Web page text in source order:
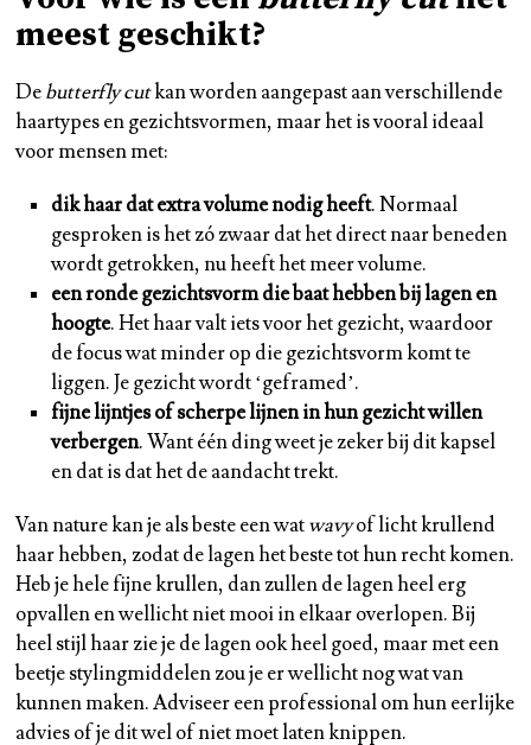
meest geschikt?
Debutterfly cutkan worden aangepast aan verschillende
haartypes en gezichtsvormen, maar het is vooral ideaal
voor mensen met:
dik haar dat extra volume nodig heeft. Normaal
gesproken is het zó zwaar dat het direct naar beneden
wordt getrokken, nu heeft het meer volume.
een ronde gezichtsvorm die baat hebben bij lagen en
hoogte. Het haar valt iets voor het gezicht, waardoor
de focus wat minder op die gezichtsvorm komt te
liggen. Je gezicht wordt ‘geframed’.
fijne lijntjes of scherpe lijnen in hun gezicht willen
verbergen. Want één ding weet je zeker bij dit kapsel
en dat is dat het de aandacht trekt.
Van nature kan je als beste een watwavyof licht krullend
haar hebben, zodat de lagen het beste tot hun recht komen.
Heb je hele fijne krullen, dan zullen de lagen heel erg
opvallen en wellicht niet mooi in elkaar overlopen. Bij
heel stijl haar zie je de lagen ook heel goed, maar met een
beetje stylingmiddelen zou je er wellicht nog wat van
kunnen maken. Adviseer een professional om hun eerlijke
advies of je dit wel of niet moet laten knippen.